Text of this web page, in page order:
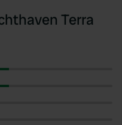
Terra